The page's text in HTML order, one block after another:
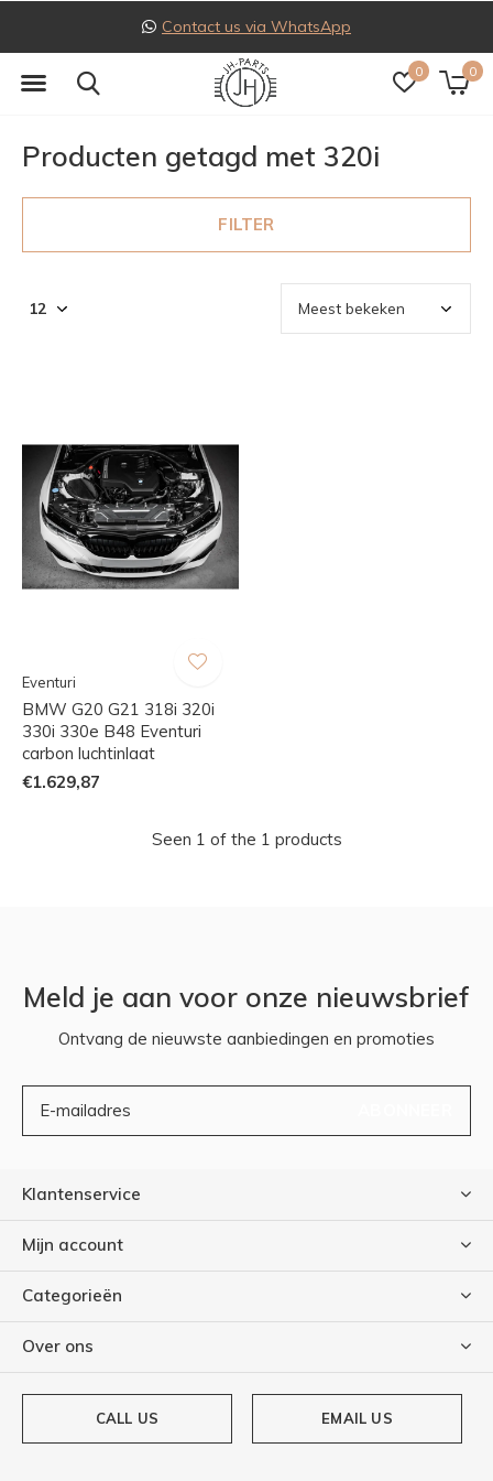
0 0
Contact us via WhatsApp
Producten getagd met 320i
FILTER
Eventuri
BMW G20 G21 318i 320i
330i 330e B48 Eventuri
carbon luchtinlaat
€1.629,87
Seen 1 of the 1 products
Meld je aan voor onze nieuwsbrief
Ontvang de nieuwste aanbiedingen en promoties
Klantenservice
Mijn account
Categorieën
Over ons
CALL US EMAIL US